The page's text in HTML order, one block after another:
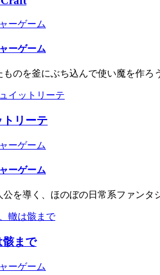
ーゲーム
ーゲーム
ものを釜にぶち込んで使い魔を作ろ
トリーテ
ーゲーム
ーゲーム
公を導く、ほのぼの日常系ファンタ
骸まで
ーゲーム